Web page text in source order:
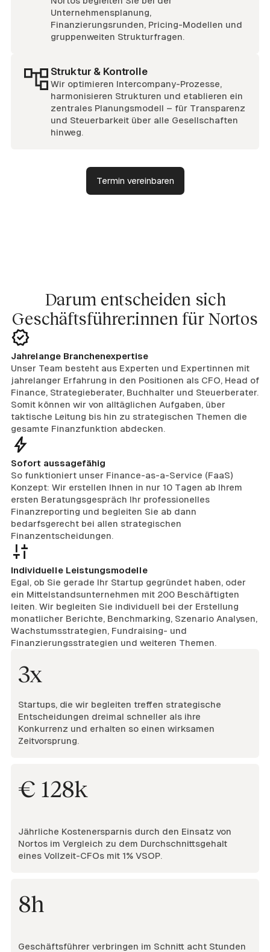
Unternehmensplanung,
Finanzierungsrunden, Pricing-Modellen und
gruppenweiten Strukturfragen.
Struktur & Kontrolle
Wir optimieren Intercompany-Prozesse,
harmonisieren Strukturen und etablieren ein
zentrales Planungsmodell – für Transparenz
und Steuerbarkeit über alle Gesellschaften
hinweg.
Termin vereinbaren
Darum entscheiden sich
Geschäftsführer:innen für Nortos
Jahrelange Branchenexpertise
Unser Team besteht aus Experten und Expertinnen mit
jahrelanger Erfahrung in den Positionen als CFO, Head of
Finance, Strategieberater, Buchhalter und Steuerberater.
Somit können wir von alltäglichen Aufgaben, über
taktische Leitung bis hin zu strategischen Themen die
gesamte Finanzfunktion abdecken.
Sofort aussagefähig
So funktioniert unser Finance-as-a-Service (FaaS)
Konzept: Wir erstellen Ihnen in nur 10 Tagen ab Ihrem
ersten Beratungsgespräch Ihr professionelles
Finanzreporting und begleiten Sie ab dann
bedarfsgerecht bei allen strategischen
Finanzentscheidungen.
Individuelle Leistungsmodelle
Egal, ob Sie gerade Ihr Startup gegründet haben, oder
ein Mittelstandsunternehmen mit 200 Beschäftigten
leiten. Wir begleiten Sie individuell bei der Erstellung
monatlicher Berichte, Benchmarking, Szenario Analysen,
Wachstumsstrategien, Fundraising- und
Finanzierungsstrategien und weiteren Themen.
3x
Startups, die wir begleiten treffen strategische
Entscheidungen dreimal schneller als ihre
Konkurrenz und erhalten so einen wirksamen
Zeitvorsprung.
€ 128k
Jährliche Kostenersparnis durch den Einsatz von
Nortos im Vergleich zu dem Durchschnittsgehalt
eines Vollzeit-CFOs mit 1% VSOP.
8h
Geschäftsführer verbringen im Schnitt acht Stunden